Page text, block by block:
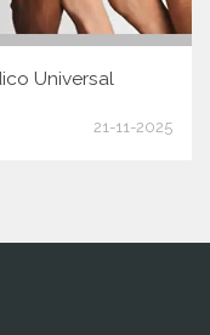
Universal
21-11-2025